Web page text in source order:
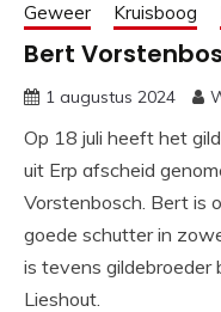
Geweer Kruisboog
Bert
1 augustus 2024
Op 18 juli heeft het
uit Erp afscheid
Vorstenbosch. Bert is
goede schutter in
is tevens gildebroeder
Lieshout.